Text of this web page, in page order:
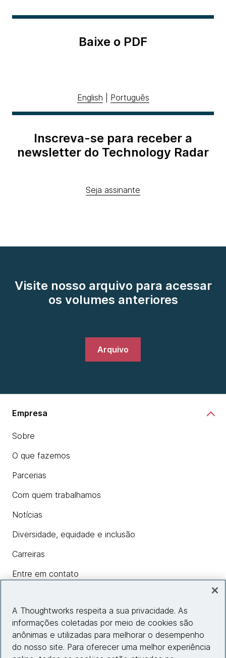
Baixe o PDF
English Português
Inscreva-se para receber a
newsletter do Technology Radar
Seja assinante
Visite nosso arquivo para acessar
os volumes anteriores
Arquivo
Empresa
Sobre
O que fazemos
Parcerias
Com quem trabalhamos
Notícias
Diversidade, equidade e inclusão
Carreiras
Entre em contato
Insights
Informações do site
A Thoughtworks respeita a sua privacidade. As
informações coletadas por meio de cookies são
anônimas e utilizadas para melhorar o desempenho
do nosso site. Para oferecer uma melhor experiência